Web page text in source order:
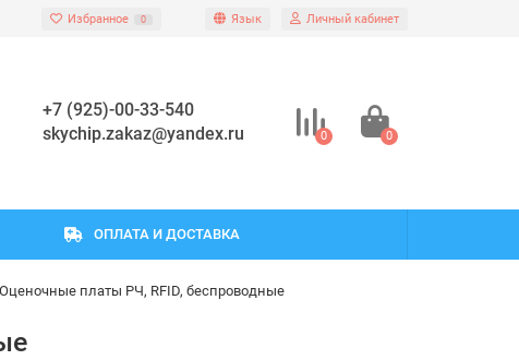
Избранное 0 Язык Личный кабинет
+7 (925)-00-33-540
skychip.zakaz@yandex.ru
0 0
ОПЛАТА И ДОСТАВКА
Оценочные платы РЧ, RFID, беспроводные